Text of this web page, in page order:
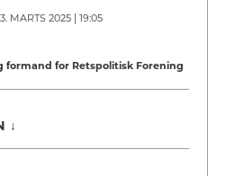
MARTS 2025 | 19:05
formand for Retspolitisk Forening
↓